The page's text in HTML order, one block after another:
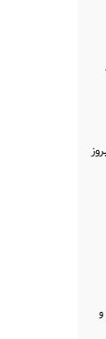
و دستمزد 99 [بروز